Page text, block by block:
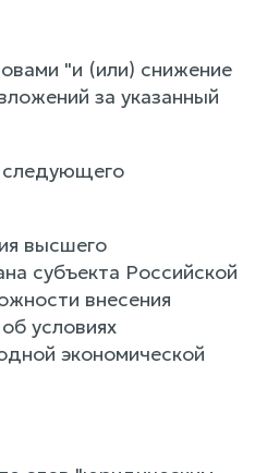
"и (или) снижение
за указанный
следующего
высшего
субъекта Российской
внесения
условиях
экономической